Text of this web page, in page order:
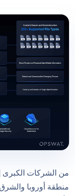
من الشركات الكبرى
منطقة أوروبا